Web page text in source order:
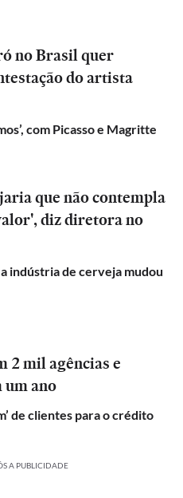
no Brasil quer
do artista
com Picasso e Magritte
que não contempla
diz diretora no
indústria de cerveja mudou
2 mil agências e
um ano
de clientes para o crédito
A PUBLICIDADE